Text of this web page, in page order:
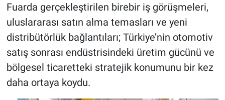
Fuarda gerçekleştirilen birebir iş görüşmeleri,
uluslararası satın alma temasları ve yeni
distribütörlük bağlantıları; Türkiye’nin otomotiv
satış sonrası endüstrisindeki üretim gücünü ve
bölgesel ticaretteki stratejik konumunu bir kez
daha ortaya koydu.